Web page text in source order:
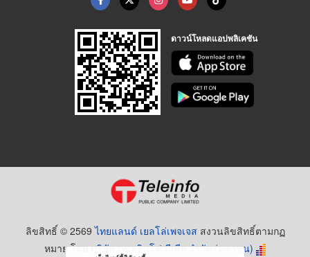
ดาวน์โหลดแอปพลิเคชัน
ลิขสิทธิ์ © 2569ไทยแลนด์ เยลโล่เพจเจส สงวนลิขสิทธิ์ตามกฏ
หมาย โดยบริษัท เทเลอินโฟ มีเดีย จำกัด (มหาชน)